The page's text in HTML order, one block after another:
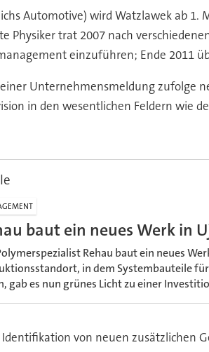
Automotive) wird Watzlawek ab 1.
Physiker trat 2007 nach
einzuführen; Ende 2011
Unternehmensmeldung zufolge
in den wesentlichen Feldern wie
baut ein neues Werk in
Rehau baut ein neues
in dem Systembauteile
gab es nun grünes Licht zu einer
von neuen zusätzlichen